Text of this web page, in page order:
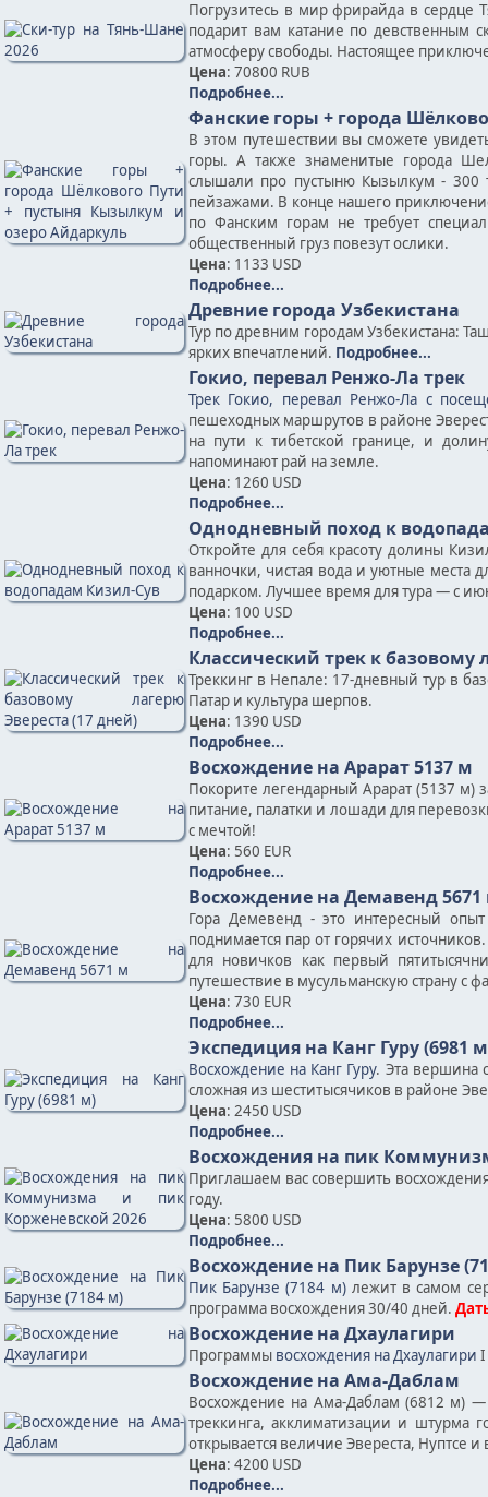
Погрузитесь в мир фрирайда в сердце
подарит вам катание по
атмосферу свободы. Настоящее
Цена: 70800 RUB
Подробнее...
Фанские горы + города
В этом путешествии вы сможете
горы. А также знаменитые города
слышали про пустыню Кызылкум - 300
пейзажами. В конце нашего
по Фанским горам не требует
общественный груз повезут ослики.
Цена: 1133 USD
Подробнее...
Древние города Узбекистана
Тур по древним городам Узбекистана:
ярких впечатлений. Подробнее...
Гокио, перевал Ренжо-Ла трек
Трек Гокио, перевал Ренжо-Ла с
пешеходных маршрутов в районе
на пути к тибетской границе, и
напоминают рай на земле.
Цена: 1260 USD
Подробнее...
Однодневный поход к
Откройте для себя красоту долины
ванночки, чистая вода и уютные места
подарком. Лучшее время для тура — с
Цена: 100 USD
Подробнее...
Классический трек к базовому
Треккинг в Непале: 17-дневный тур в
Патар и культура шерпов.
Цена: 1390 USD
Подробнее...
Восхождение на Арарат 5137 м
Покорите легендарный Арарат (5137
питание, палатки и лошади для
с мечтой!
Цена: 560 EUR
Подробнее...
Восхождение на Демавенд
Гора Демевенд - это интересный
поднимается пар от горячих
для новичков как первый
путешествие в мусульманскую страну с
Цена: 730 EUR
Подробнее...
Экспедиция на Канг Гуру (6981
Восхождение на Канг Гуру. Эта вершина
сложная из шеститысячиков в районе
Цена: 2450 USD
Подробнее...
Восхождения на пик
Приглашаем вас совершить
году.
Цена: 5800 USD
Подробнее...
Восхождение на Пик Барунзе
Пик Барунзе (7184 м)лежит в самом
программа восхождения 30/40 дней.
Восхождение на Дхаулагири
Программы восхождения на Дхаулагири I
Восхождение на Ама-Даблам
Восхождение на Ама-Даблам (6812 м)
треккинга, акклиматизации и штурма
открывается величие Эвереста, Нуптсе и
Цена: 4200 USD
Подробнее...